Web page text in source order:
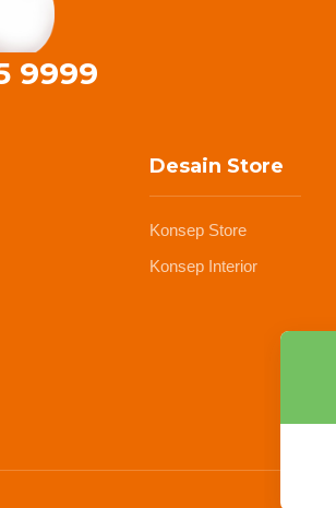
9999
Desain Store
Konsep Store
Konsep Interior